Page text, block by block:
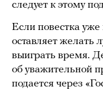
следует к этому
Если повестка уже
оставляет желать
выиграть время.
об уважительной
подается через